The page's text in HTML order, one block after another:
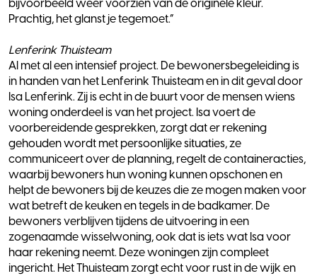
bijvoorbeeld weer voorzien van de originele kleur.
Prachtig, het glanst je tegemoet.”
Lenferink Thuisteam
Al met al een intensief project. De bewonersbegeleiding is
in handen van het Lenferink Thuisteam en in dit geval door
Isa Lenferink. Zij is echt in de buurt voor de mensen wiens
woning onderdeel is van het project. Isa voert de
voorbereidende gesprekken, zorgt dat er rekening
gehouden wordt met persoonlijke situaties, ze
communiceert over de planning, regelt de containeracties,
waarbij bewoners hun woning kunnen opschonen en
helpt de bewoners bij de keuzes die ze mogen maken voor
wat betreft de keuken en tegels in de badkamer. De
bewoners verblijven tijdens de uitvoering in een
zogenaamde wisselwoning, ook dat is iets wat Isa voor
haar rekening neemt. Deze woningen zijn compleet
ingericht. Het Thuisteam zorgt echt voor rust in de wijk en